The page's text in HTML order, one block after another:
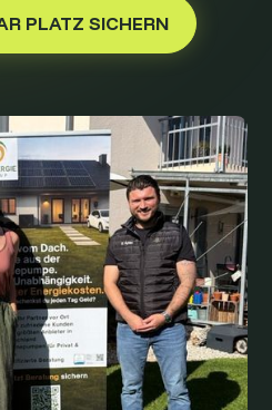
PLATZ SICHERN